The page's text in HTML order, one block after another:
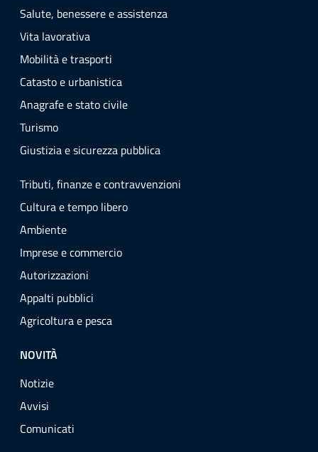
Salute, benessere e assistenza
Vita lavorativa
Mobilità e trasporti
Catasto e urbanistica
Anagrafe e stato civile
Turismo
Giustizia e sicurezza pubblica
Tributi, finanze e contravvenzioni
Cultura e tempo libero
Ambiente
Imprese e commercio
Autorizzazioni
Appalti pubblici
Agricoltura e pesca
NOVITÀ
Notizie
Avvisi
Comunicati